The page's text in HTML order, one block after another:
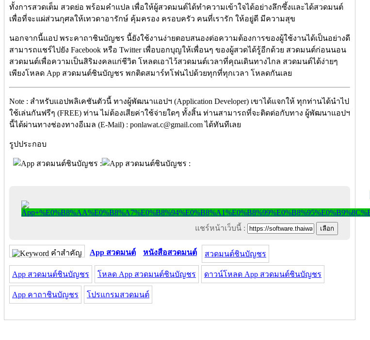
ทั้งการสวดเต็ม สวดย่อ พร้อมคำแปล เพื่อให้ผู้สวดมนต์ได้ทำความเข้าใจได้อย่างลึกซึ้งและได้สวดมนต์
เพื่อที่จะแผ่ส่วนกุศลให้เทวดาอารักษ์ คุ้มครอง ครอบครัว คนที่เรารัก ให้อยู่ดี มีความสุข
นอกจากนี้แอป พระคาถาชินบัญชร นี้ยังใช้งานง่ายตอบสนองต่อความต้องการของผู้ใช้งานได้เป็นอย่างดี
สามารถแชร์ไปยัง Facebook หรือ Twitter เพื่อบอกบุญให้เพื่อนๆ ของผู้สวดได้รู้อีกด้วย สวดมนต์ก่อนนอน
สวดมนต์เพื่อความเป็นสิริมงคลแก่ชีวิต โหลดเอาไว้สวดมนต์เวลาที่คุณเดินทางไกล สวดมนต์ได้ง่ายๆ
เพียงโหลด App สวดมนต์ชินบัญชร พกติดสมาร์ทโฟนไปด้วยทุกที่ทุกเวลา โหลดกันเลย
Note : สำหรับแอปพลิเคชันตัวนี้ ทางผู้พัฒนาแอปฯ (Application Developer) เขาได้แจกให้ ทุกท่านได้นำไป
ใช้เล่นกันฟรีๆ (FREE) ท่าน ไม่ต้องเสียค่าใช้จ่ายใดๆ ทั้งสิ้น ท่านสามารถที่จะติดต่อกับทาง ผู้พัฒนาแอปฯ
นี้ได้ผ่านทางช่องทางอีเมล (E-Mail) : ponlawat.c@gmail.com ได้ทันทีเลย
รูปประกอบ
แชร์หน้าเว็บนี้ :
คำสำคัญ App สวดมนต์ หนังสือสวดมนต์ สวดมนต์ชินบัญชร
App สวดมนต์ชินบัญชร โหลด App สวดมนต์ชินบัญชร ดาวน์โหลด App สวดมนต์ชินบัญชร
App คาถาชินบัญชร โปรแกรมสวดมนต์